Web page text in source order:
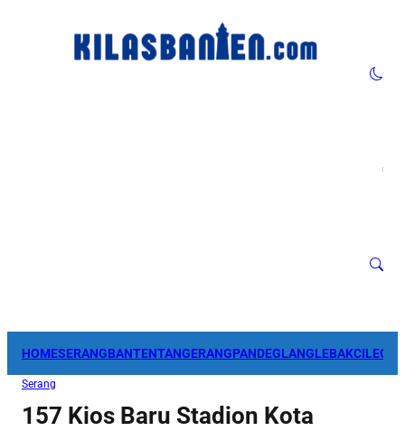
HOMESERANGBANTENTANGERANGPANDEGLANGLEBAK
Serang
157 Kios Baru Stadion Kota